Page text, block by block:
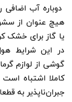
دوباره آب اضافی
هیچ عنوان از
یا گاز برای خشک
در این شرایط
گوشی از لوازم
کاملا اشتباه
جبران‌ناپذیر به